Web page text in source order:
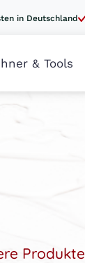
in Deutschland
& Tools
Produkte